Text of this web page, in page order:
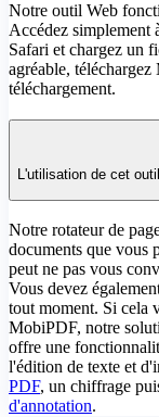
Notre outil Web
Accédez simplement
Safari et chargez un
agréable,
téléchargement.
L'utilisation de cet
Notre rotateur de
documents que vous
peut ne pas vous
Vous devez
tout moment. Si cela
MobiPDF, notre
offre une
l'édition de texte et
PDF, un chiffrage
d'annotation.